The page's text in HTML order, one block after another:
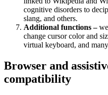
cognitive disorders to
slang, and others.
Additional functions –we
change cursor color and
virtual keyboard, and
Browser and
compatibility